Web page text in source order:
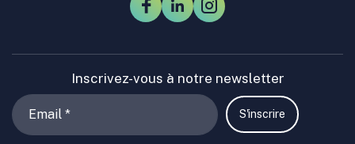
Inscrivez-vous à notre newsletter
S'inscrire